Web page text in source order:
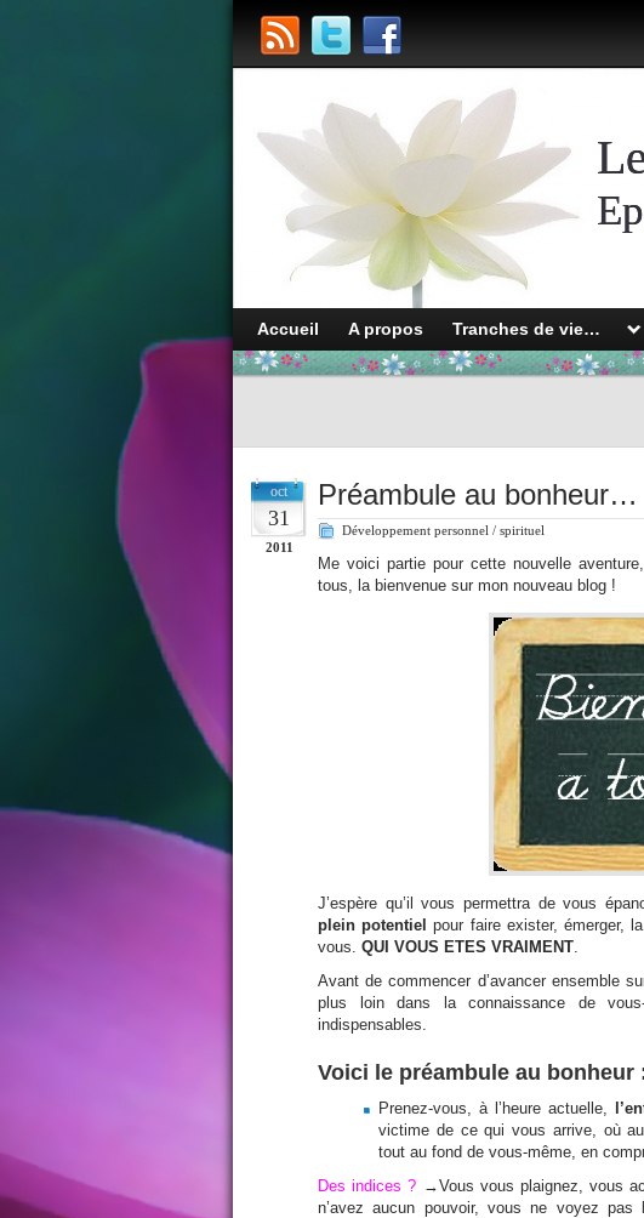
Accueil A propos Tranches de vie…
oct
31
2011
Préambule au bonheur…
Développement personnel / spirituel
Me voici partie pour cette nouvelle
tous, la bienvenue sur mon nouveau blog !
J’espère qu’il vous permettra de vous
plein potentiel pour faire exister, émerger,
vous. QUI VOUS ETES VRAIMENT
Avant de commencer d’avancer ensemble
plus loin dans la connaissance de
indispensables.
Voici le préambule au bonheur
Prenez-vous, à l’heure actuelle,
victime de ce qui vous arrive, où
tout au fond de vous-même, en
Des indices ? →Vous vous plaignez, vous
n’avez aucun pouvoir, vous ne voyez